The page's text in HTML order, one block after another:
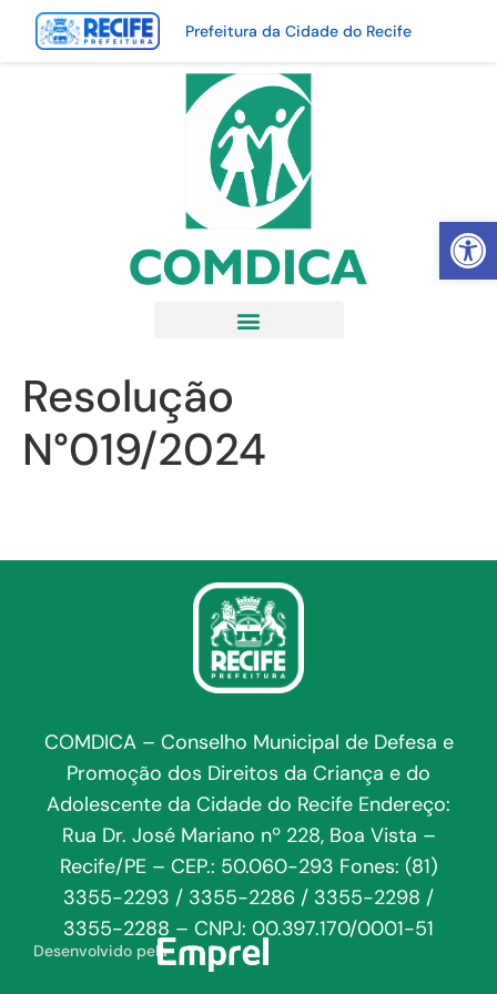
Abrir
Prefeitura da Cidade do Recife
Resolução
N°019/2024
COMDICA – Conselho Municipal de Defesa e
Promoção dos Direitos da Criança e do
Adolescente da Cidade do Recife Endereço:
Rua Dr. José Mariano nº 228, Boa Vista –
Recife/PE – CEP.: 50.060-293 Fones: (81)
3355-2293 / 3355-2286 / 3355-2298 /
3355-2288 – CNPJ: 00.397.170/0001-51
Desenvolvido pela